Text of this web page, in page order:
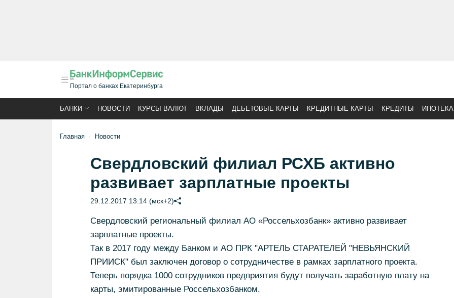
Портал о банках Екатеринбурга
БАНКИ НОВОСТИ КУРСЫ ВАЛЮТ ВКЛАДЫ ДЕБЕТОВЫЕ КАРТЫ КРЕДИТНЫЕ КАРТЫ КРЕДИТЫ ИПОТЕКА
Главная Новости
Свердловский филиал РСХБ активно
развивает зарплатные проекты
29.12.2017 13:14 (мск+2)
Свердловский региональный филиал АО «Россельхозбанк» активно развивает
зарплатные проекты.
Так в 2017 году между Банком и АО ПРК "АРТЕЛЬ СТАРАТЕЛЕЙ "НЕВЬЯНСКИЙ
ПРИИСК" был заключен договор о сотрудничестве в рамках зарплатного проекта.
Теперь порядка 1000 сотрудников предприятия будут получать заработную плату на
карты, эмитированные Россельхозбанком.